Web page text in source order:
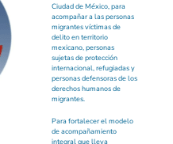
Ciudad de México, para
acompañar a las personas
migrantes víctimas de
delito en territorio
mexicano, personas
sujetas de protección
internacional, refugiadas y
personas defensoras de los
derechos humanos de
migrantes.
Para fortalecer el modelo
de acompañamiento
integral que lleva